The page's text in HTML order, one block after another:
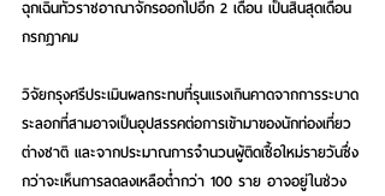
ฉุกเฉินทั่วราชอาณาจักรออกไปอีก 2 เดือน เป็นสิ้นสุดเดือน
กรกฎาคม
วิจัยกรุงศรีประเมินผลกระทบที่รุนแรงเกินคาดจากการระบาด
ระลอกที่สามอาจเป็นอุปสรรคต่อการเข้ามาของนักท่องเที่ยว
ต่างชาติ และจากประมาณการจำนวนผู้ติดเชื้อใหม่รายวันซึ่ง
กว่าจะเห็นการลดลงเหลือต่ำกว่า 100 ราย อาจอยู่ในช่วง